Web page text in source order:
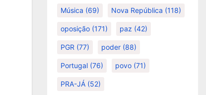
Música (69) Nova República (118)
oposição (171) paz (42)
PGR (77) poder (88)
Portugal (76) povo (71)
PRA-JÁ (52)